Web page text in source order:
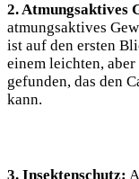
2. Atmungsaktives
atmungsaktives
ist auf den ersten
einem leichten,
gefunden, das den
kann.
3. Insektenschutz: